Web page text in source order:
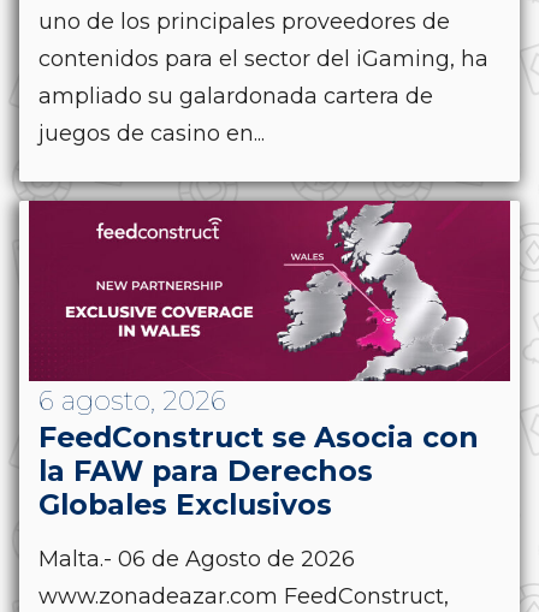
uno de los principales proveedores de
contenidos para el sector del iGaming, ha
ampliado su galardonada cartera de
juegos de casino en...
6 agosto, 2026
FeedConstruct se Asocia con
la FAW para Derechos
Globales Exclusivos
Malta.- 06 de Agosto de 2026
www.zonadeazar.com FeedConstruct,